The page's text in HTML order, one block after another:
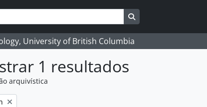
Search in browse page
University of British Columbia
1 resultados
arquivística